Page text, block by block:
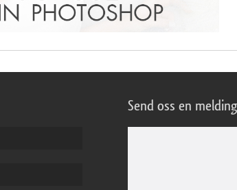
Send oss en